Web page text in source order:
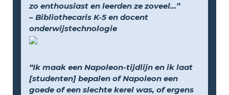
zo enthousiast en leerden ze zoveel...”
– Bibliothecaris K-5 en docent
onderwijstechnologie
“Ik maak een Napoleon-tijdlijn en ik laat
[studenten] bepalen of Napoleon een
goede of een slechte kerel was, of ergens